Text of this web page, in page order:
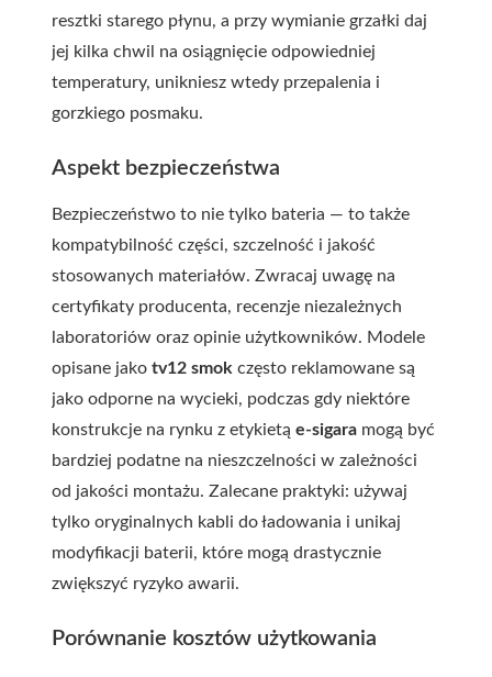
resztki starego płynu, a przy wymianie grzałki daj
jej kilka chwil na osiągnięcie odpowiedniej
temperatury, unikniesz wtedy przepalenia i
gorzkiego posmaku.
Aspekt bezpieczeństwa
Bezpieczeństwo to nie tylko bateria — to także
kompatybilność części, szczelność i jakość
stosowanych materiałów. Zwracaj uwagę na
certyfikaty producenta, recenzje niezależnych
laboratoriów oraz opinie użytkowników. Modele
opisane jako tv12 smok często reklamowane są
jako odporne na wycieki, podczas gdy niektóre
konstrukcje na rynku z etykietą e-sigara mogą być
bardziej podatne na nieszczelności w zależności
od jakości montażu. Zalecane praktyki: używaj
tylko oryginalnych kabli do ładowania i unikaj
modyfikacji baterii, które mogą drastycznie
zwiększyć ryzyko awarii.
Porównanie kosztów użytkowania